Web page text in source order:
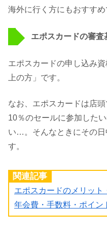
海外に行く方にもおすすめ
エポスカードの審査
エポスカードの申し込み
上の方」です。
なお、エポスカードは店
10％のセールに参加した
い…。そんなときにその日
す。
関連記事
エポスカードのメリット
年会費・手数料・ポイン